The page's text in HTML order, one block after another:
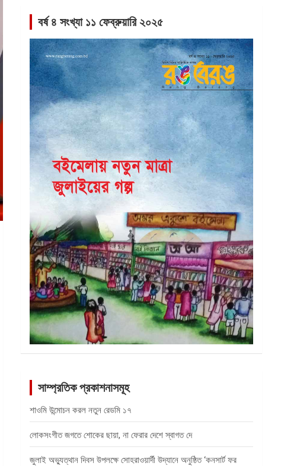
বর্ষ ৪ সংখ্যা ১১ ফেব্রুয়ারি ২০২৫
সাম্প্রতিক প্রকাশনাসমূহ
শাওমি উন্মোচন করল নতুন রেডমি ১৭
লোকসংগীত জগতে শোকের ছায়া, না ফেরার দেশে স্বাগত দে
জুলাই অভ্যুত্থান দিবস উপলক্ষে সোহরাওয়ার্দী উদ্যানে অনুষ্ঠিত ‘কনসার্ট ফর